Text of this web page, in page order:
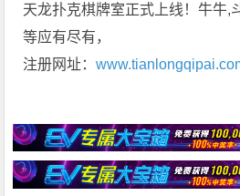
天龙扑克棋牌室正式上线！牛牛,
等应有尽有，
注册网址：